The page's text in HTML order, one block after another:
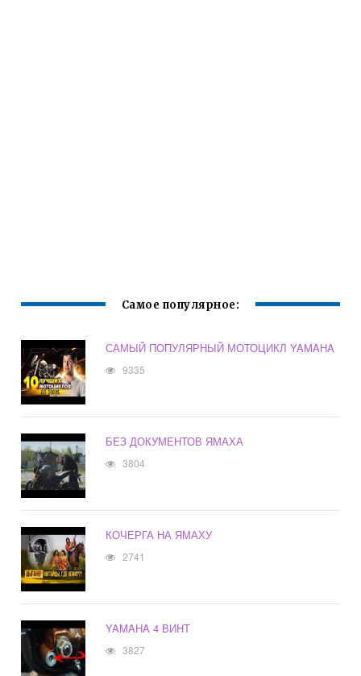
Самое популярное:
САМЫЙ ПОПУЛЯРНЫЙ МОТОЦИКЛ YAMAHA
9335
БЕЗ ДОКУМЕНТОВ ЯМАХА
3804
КОЧЕРГА НА ЯМАХУ
2741
YAMAHA 4 ВИНТ
3827